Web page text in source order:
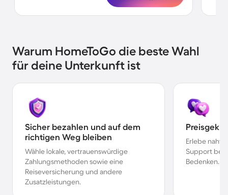
Warum HomeToGo die beste Wahl
für deine Unterkunft ist
Sicher bezahlen und auf dem
richtigen Weg bleiben
Wähle lokale, vertrauenswürdige
Zahlungsmethoden sowie eine
Reiseversicherung und andere
Zusatzleistungen.
Erlebe
Support bei
Bedenken.